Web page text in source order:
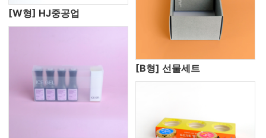
[W형] HJ중공업
[B형] 선물세트